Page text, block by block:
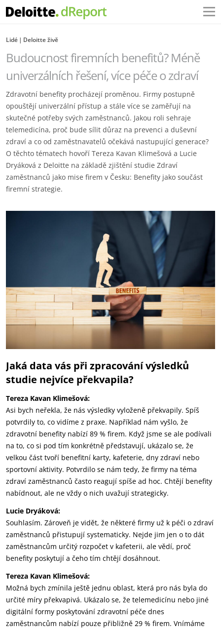
Lidé Deloitte živě
Budoucnost firemních benefitů? Méně
univerzálních řešení, více péče o zdraví
Zdravotní benefity procházejí proměnou. Firmy postupně
opouštějí univerzální přístup a stále více se zaměřují na
skutečné potřeby svých zaměstnanců. Jakou roli sehraje
telemedicína, proč bude sílit důraz na prevenci a duševní
zdraví a co od zaměstnavatelů očekává nastupující generace?
O těchto tématech hovoří Tereza Kavan Klimešová a Lucie
Dryáková z Deloitte na základě zjištění studie Zdraví
zaměstnanců jako mise firem v Česku: Benefity jako součást
firemní strategie.
Jaká data vás při zpracování výsledků
studie nejvíce překvapila?
Tereza Kavan Klimešová:
Asi bych neřekla, že nás výsledky vyloženě překvapily. Spíš
potvrdily to, co vidíme z praxe. Například nám vyšlo, že
zdravotní benefity nabízí 89 % firem. Když jsme se ale podívali
na to, co si pod tím konkrétně představují, ukázalo se, že
velkou část tvoří benefitní karty, kafeterie, dny zdraví nebo
sportovní aktivity. Potvrdilo se nám tedy, že firmy na téma
zdraví zaměstnanců často reagují spíše ad hoc. Chtějí benefity
nabídnout, ale ne vždy o nich uvažují strategicky.
Lucie Dryáková:
Souhlasím. Zároveň je vidět, že některé firmy už k péči o zdraví
zaměstnanců přistupují systematicky. Nejde jim jen o to dát
zaměstnancům určitý rozpočet v kafeterii, ale vědí, proč
benefity poskytují a čeho tím chtějí dosáhnout.
Tereza Kavan Klimešová:
Možná bych zmínila ještě jednu oblast, která pro nás byla do
určité míry překvapivá. Ukázalo se, že telemedicínu nebo jiné
digitální formy poskytování zdravotní péče dnes
zaměstnancům nabízí pouze přibližně 29 % firem. Vnímáme